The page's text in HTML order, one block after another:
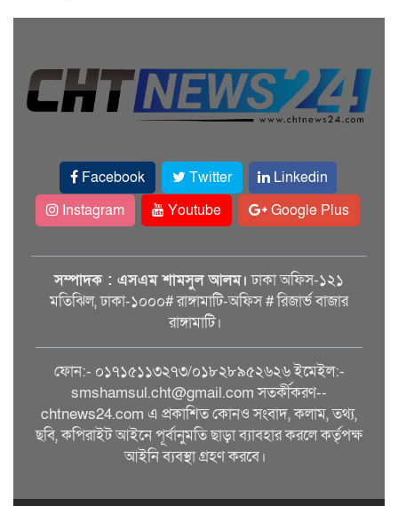
Facebook Twitter
Linkedin
Instagram
Youtube Google Plus
সম্পাদক : এসএম শামসুল আলম। ঢাকা অফিস-১২১
মতিঝিল, ঢাকা-১০০০# রাঙ্গামাটি-অফিস # রিজার্ভ বাজার
রাঙ্গামাটি।
ফোন:- ০১৭১৫১১৩২৭৩/০১৮২৮৯৫২৬২৬ ইমেইল:-
smshamsul.cht@gmail.com সতর্কীকরণ--
chtnews24.com এ প্রকাশিত কোনও সংবাদ, কলাম, তথ্য,
ছবি, কপিরাইট আইনে পূর্বানুমতি ছাড়া ব্যাবহার করলে কর্তৃপক্ষ
আইনি ব্যবস্থা গ্রহণ করবে।